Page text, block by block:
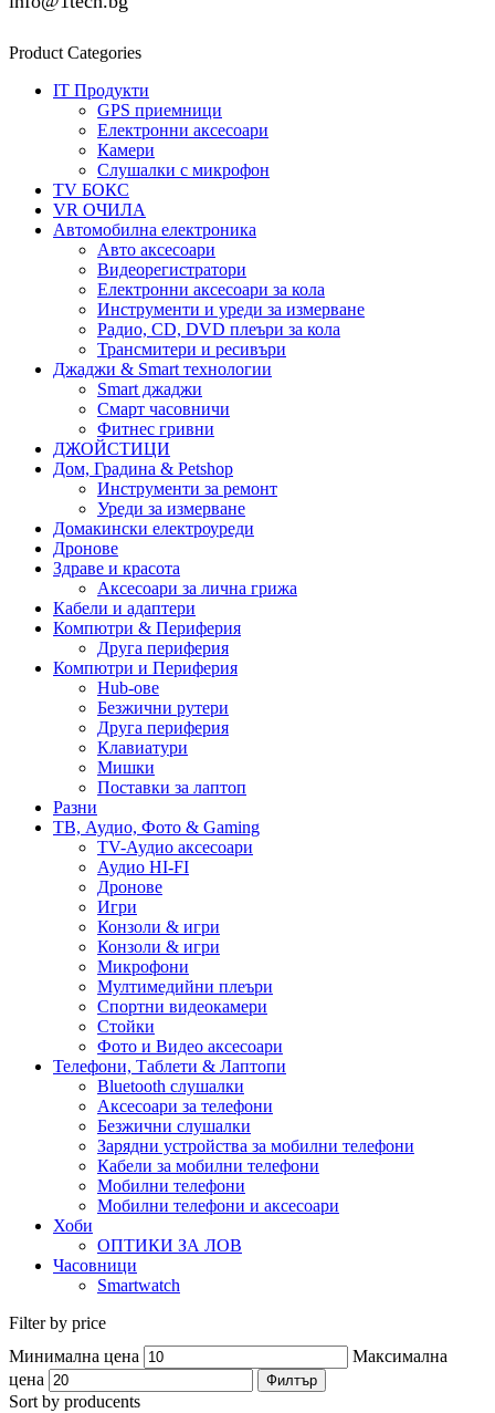
Product Categories
IT Продукти
GPS приемници
Електронни аксесоари
Камери
Слушалки с микрофон
TV БОКС
VR ОЧИЛА
Автомобилна електроника
Авто аксесоари
Видеорегистратори
Електронни аксесоари за кола
Инструменти и уреди за измерване
Радио, CD, DVD плеъри за кола
Трансмитери и ресивъри
Джаджи & Smart технологии
Smart джаджи
Смарт часовничи
Фитнес гривни
ДЖОЙСТИЦИ
Дом, Градина & Petshop
Инструменти за ремонт
Уреди за измерване
Домакински електроуреди
Дронове
Здраве и красота
Аксесоари за лична грижа
Кабели и адаптери
Компютри & Периферия
Друга периферия
Компютри и Периферия
Hub-ове
Безжични рутери
Друга периферия
Клавиатури
Мишки
Поставки за лаптоп
Разни
ТВ, Аудио, Фото & Gaming
TV-Аудио аксесоари
Аудио HI-FI
Дронове
Игри
Конзоли & игри
Конзоли & игри
Микрофони
Мултимедийни плеъри
Спортни видеокамери
Стойки
Фото и Видео аксесоари
Телефони, Таблети & Лаптопи
Bluetooth слушалки
Аксесоари за телефони
Безжични слушалки
Зарядни устройства за мобилни телефони
Кабели за мобилни телефони
Мобилни телефони
Мобилни телефони и аксесоари
Хоби
ОПТИКИ ЗА ЛОВ
Часовници
Smartwatch
Filter by price
Минимална цена
Максимална
цена
Филтър
Sort by producents